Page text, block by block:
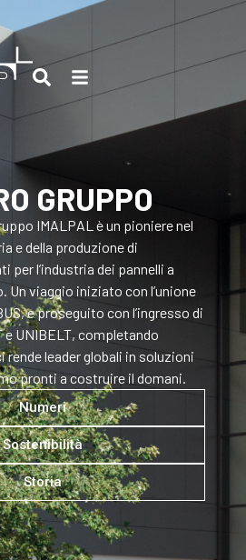
GRUPPO
IMALPAL è un pioniere nel
e della produzione di
per l’industria dei pannelli a
Un viaggio iniziato con l’unione
e proseguito con l’ingresso di
e UNIBELT, completando
rende leader globali in soluzioni
pronti a costruire il domani.
Numeri
Sostenibilità
Storia